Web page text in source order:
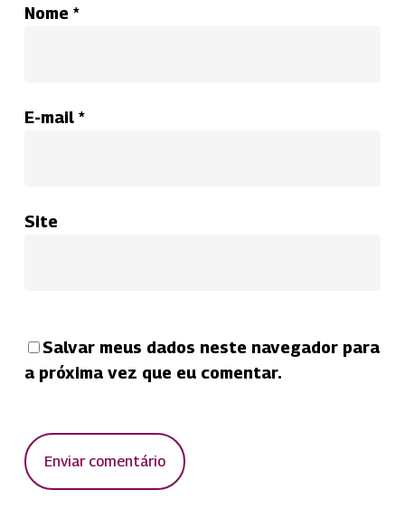
Nome *
E-mail *
Site
Salvar meus dados neste navegador para
a próxima vez que eu comentar.